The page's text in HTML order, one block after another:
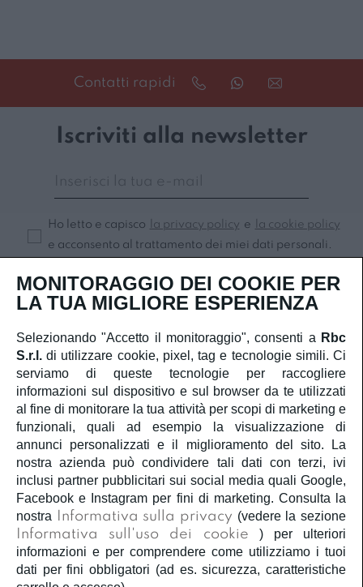
Contatti rapidi
Iscriviti alla newsletter
Ho letto e capisco la privacy policy e
la cookie policy
e acconsento al trattamento dei miei dati personali.
Iscriviti
SERVIZIO CLIENTI
ACCOUNT
CORPORATE
INFORMAZIONI LEGALI
SEGUICI
MONITORAGGIO DEI COOKIE PER
LA TUA MIGLIORE ESPERIENZA
Selezionando "Accetto il monitoraggio", consenti a Rbc
S.r.l. di utilizzare cookie, pixel, tag e tecnologie simili. Ci
serviamo di queste tecnologie per raccogliere
informazioni sul dispositivo e sul browser da te utilizzati
al fine di monitorare la tua attività per scopi di marketing e
funzionali, quali ad esempio la visualizzazione di
annunci personalizzati e il miglioramento del sito. La
nostra azienda può condividere tali dati con terzi, ivi
inclusi partner pubblicitari sui social media quali Google,
Facebook e Instagram per fini di marketing. Consulta la
nostra
Informativa sulla privacy (vedere la sezione
Informativa sull'uso dei cookie
) per ulteriori
informazioni e per comprendere come utilizziamo i tuoi
dati per fini obbligatori (ad es. sicurezza, caratteristiche